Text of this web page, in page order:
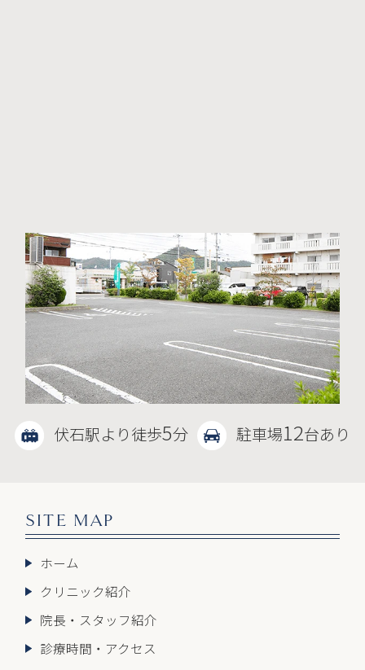
伏石駅より徒歩5分 駐車場12台あり
SITE MAP
ホーム
クリニック紹介
院長・スタッフ紹介
診療時間・アクセス